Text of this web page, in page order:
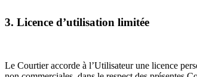
3. Licence d’utilisation limitée
Le Courtier accorde à l’Utilisateur une licence